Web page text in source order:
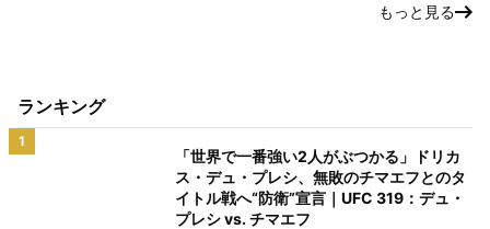
もっと見る
ランキング
1
「世界で一番強い2人がぶつかる」ドリカ
ス・デュ・プレシ、無敗のチマエフとのタ
イトル戦へ“防衛”宣言｜UFC 319：デュ・
プレシ vs. チマエフ